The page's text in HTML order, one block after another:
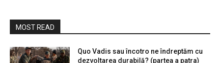
MOST READ
Quo Vadis sau încotro ne îndreptăm cu
dezvoltarea durabilă? (partea a patra)